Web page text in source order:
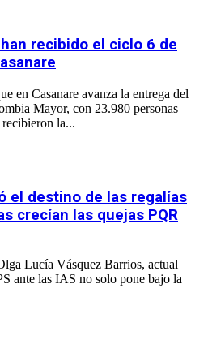
recibido el ciclo 6 de
en Casanare avanza la entrega del
Mayor, con 23.980 personas
la...
el destino de las regalías
crecían las quejas PQR
Lucía Vásquez Barrios, actual
ante las IAS no solo pone bajo la